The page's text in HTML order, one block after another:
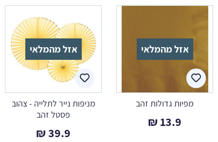
אזל מהמלאי
מפיות גדולות זהב
13.9
₪
אזל מהמלאי
מניפות נייר לתלייה - צהוב
פסטל זהב
39.9
₪